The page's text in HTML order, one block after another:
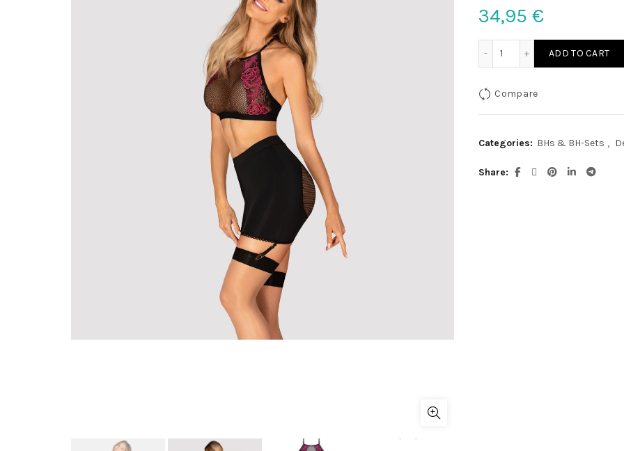
34,95 €
ADD TO CART
Compare
Categories: BHs & BH-Sets ,
Share